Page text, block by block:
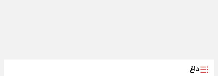
داغ